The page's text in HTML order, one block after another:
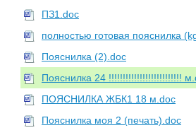
ПЗ1.doc
полностью готовая пояснилка
Пояснилка (2).doc
Пояснилка 24 !!!!!!!!!!!!!!!!!!!!!!!!!!
ПОЯСНИЛКА ЖБК1 18 м.doc
Пояснилка моя 2 (печать).doc